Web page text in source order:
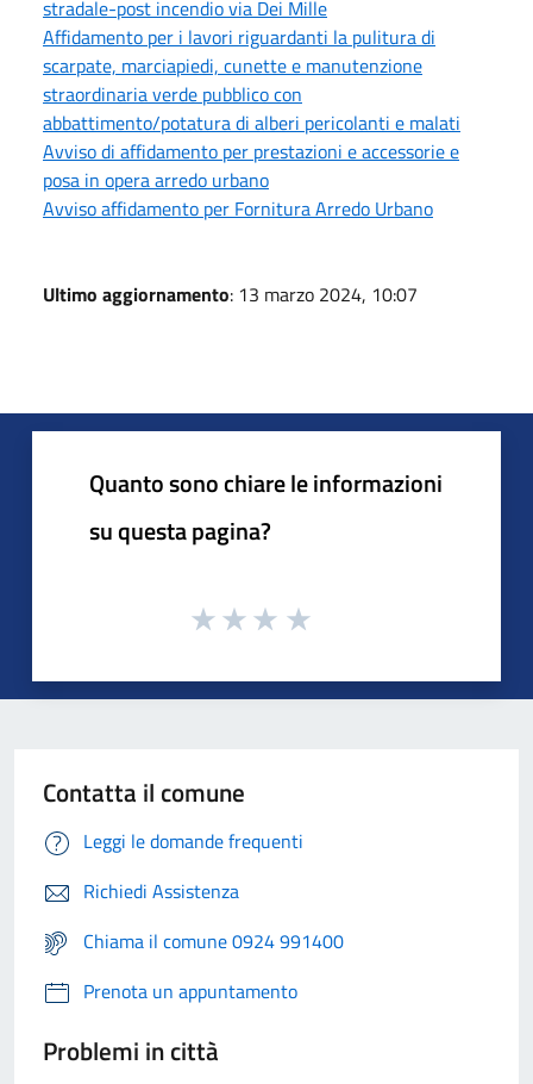
stradale-post incendio via Dei Mille
Affidamento per i lavori riguardanti la pulitura di
scarpate, marciapiedi, cunette e manutenzione
straordinaria verde pubblico con
abbattimento/potatura di alberi pericolanti e malati
Avviso di affidamento per prestazioni e accessorie e
posa in opera arredo urbano
Avviso affidamento per Fornitura Arredo Urbano
Ultimo aggiornamento: 13 marzo 2024, 10:07
Quanto sono chiare le informazioni
su questa pagina?
Contatta il comune
Leggi le domande frequenti
Richiedi Assistenza
Chiama il comune 0924 991400
Prenota un appuntamento
Problemi in città